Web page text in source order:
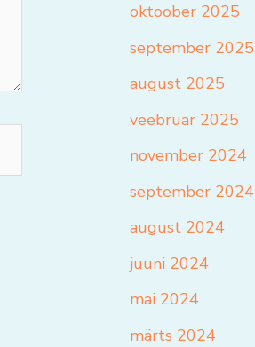
oktoober 2025
september 2025
august 2025
veebruar 2025
november 2024
september 2024
august 2024
juuni 2024
mai 2024
märts 2024